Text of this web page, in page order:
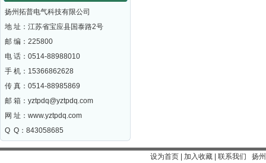
扬州拓普电气科技有限公司
地 址：江苏省宝应县国泰路2号
邮 编： 225800
电 话：0514-88988010
手 机：15366862628
传 真：0514-88985869
邮 箱： yztpdq@yztpdq.com
网 址： www.yztpdq.com
Q Q：843058685
设为首页 加入收藏 联系我们 扬